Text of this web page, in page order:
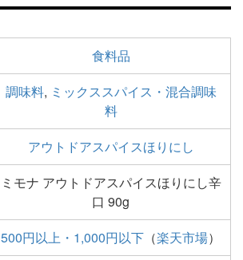
食料品
調味料, ミックススパイス・混合調味
料
アウトドアスパイスほりにし
ミモナ アウトドアスパイスほりにし辛
口 90g
500円以上・1,000円以下 （楽天市場）